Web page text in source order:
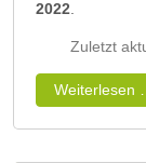
2022
Zuletzt
Weiterlesen …